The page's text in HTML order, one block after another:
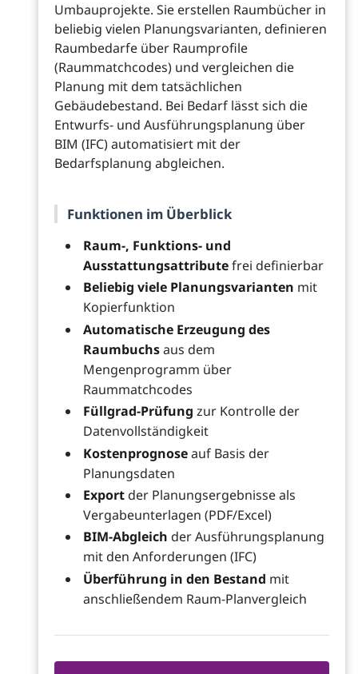
Umbauprojekte. Sie erstellen Raumbücher in
beliebig vielen Planungsvarianten, definieren
Raumbedarfe über Raumprofile
(Raummatchcodes) und vergleichen die
Planung mit dem tatsächlichen
Gebäudebestand. Bei Bedarf lässt sich die
Entwurfs- und Ausführungsplanung über
BIM (IFC) automatisiert mit der
Bedarfsplanung abgleichen.
Funktionen im Überblick
Raum-, Funktions- und
Ausstattungsattributefrei definierbar
Beliebig viele Planungsvarianten mit
Kopierfunktion
Automatische Erzeugung des
Raumbuchsaus dem
Mengenprogramm über
Raummatchcodes
Füllgrad-Prüfung zur Kontrolle der
Datenvollständigkeit
Kostenprognoseauf Basis der
Planungsdaten
Exportder Planungsergebnisse als
Vergabeunterlagen (PDF/Excel)
BIM-Abgleich der Ausführungsplanung
mit den Anforderungen (IFC)
Überführung in den Bestand mit
anschließendem Raum-Planvergleich